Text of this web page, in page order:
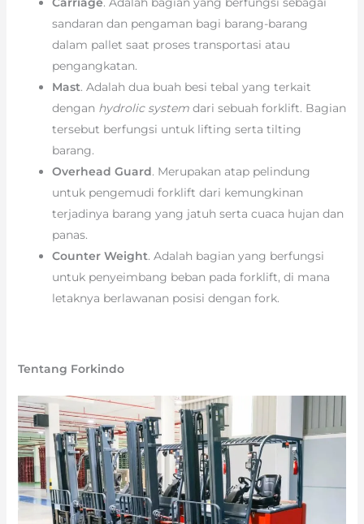
sandaran dan pengaman bagi barang-barang
dalam pallet saat proses transportasi atau
pengangkatan.
Mast. Adalah dua buah besi tebal yang terkait
dengan hydrolic systemdari sebuah forklift. Bagian
tersebut berfungsi untuk lifting serta tilting
barang.
Overhead Guard. Merupakan atap pelindung
untuk pengemudi forklift dari kemungkinan
terjadinya barang yang jatuh serta cuaca hujan dan
panas.
Counter Weight. Adalah bagian yang berfungsi
untuk penyeimbang beban pada forklift, di mana
letaknya berlawanan posisi dengan fork.
Tentang Forkindo